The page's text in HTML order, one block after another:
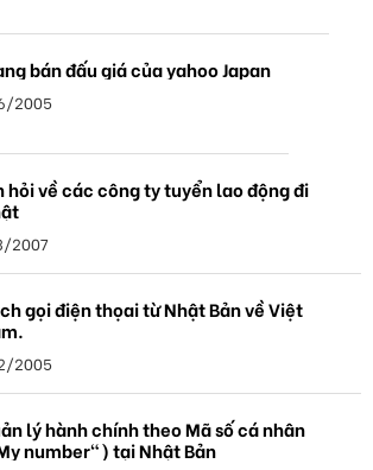
bán đấu giá của yahoo Japan
2005
hỏi về các công ty tuyển lao động đi
2007
gọi điện thọai từ Nhật Bản về Việt
2005
lý hành chính theo Mã số cá nhân
number") tại Nhật Bản